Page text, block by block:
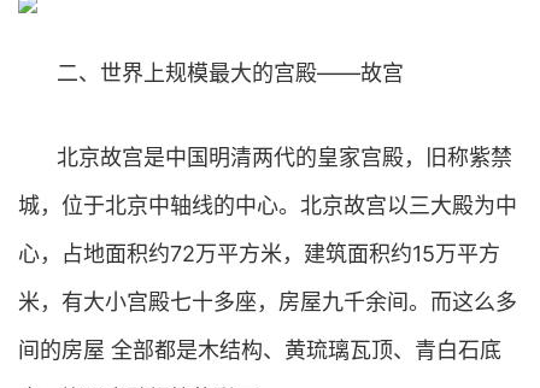
二、世界上规模最大的宫殿——故宫
北京故宫是中国明清两代的皇家宫殿，旧称紫禁
城，位于北京中轴线的中心。北京故宫以三大殿为中
心，占地面积约72万平方米，建筑面积约15万平方
米，有大小宫殿七十多座，房屋九千余间。而这么多
间的房屋 全部都是木结构、黄琉璃瓦顶、青白石底